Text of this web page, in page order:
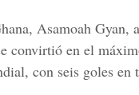
Asamoah Gyan,
convirtió en el
con seis goles en